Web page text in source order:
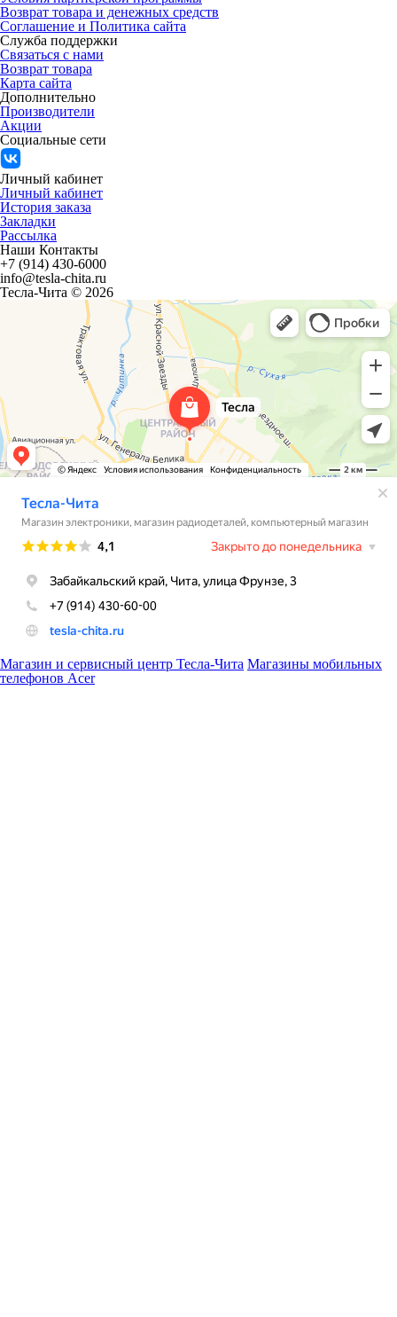
Возврат товара и денежных средств
Соглашение и Политика сайта
Служба поддержки
Связаться с нами
Возврат товара
Карта сайта
Дополнительно
Производители
Акции
Социальные сети
Личный кабинет
Личный кабинет
История заказа
Закладки
Рассылка
Наши Контакты
+7 (914) 430-6000
info@tesla-chita.ru
Тесла-Чита © 2026
Магазин и сервисный центр Тесла-Чита Магазины мобильных
телефонов Acer